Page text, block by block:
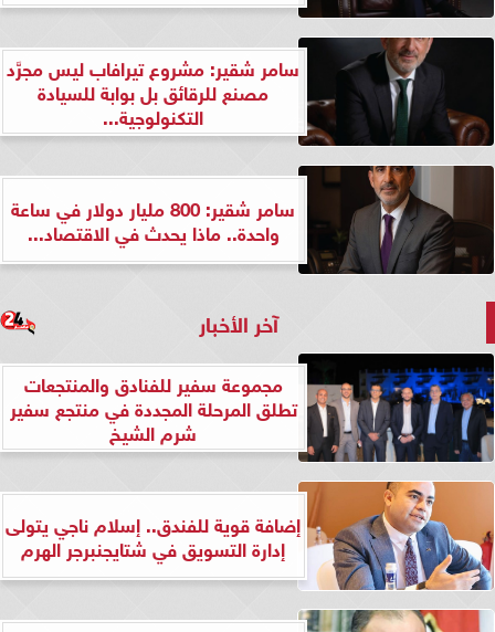
سامر شقير: مشروع تيرافاب ليس مجرَّد
مصنع للرقائق بل بوابة للسيادة
التكنولوجية...
سامر شقير: 800 مليار دولار في ساعة
واحدة.. ماذا يحدث في الاقتصاد...
آخر الأخبار
مجموعة سفير للفنادق والمنتجعات
تطلق المرحلة المجددة في منتجع سفير
شرم الشيخ
إضافة قوية للفندق.. إسلام ناجي يتولى
إدارة التسويق في شتايجنبرجر الهرم